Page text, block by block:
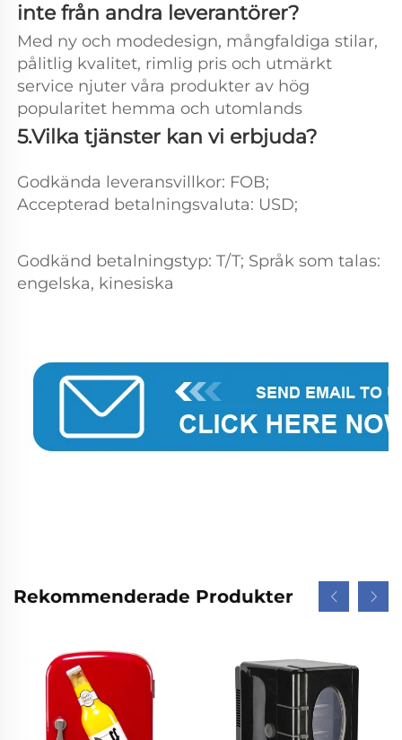
inte från andra leverantörer?
Med ny och modedesign, mångfaldiga stilar,
pålitlig kvalitet, rimlig pris och utmärkt
service njuter våra produkter av hög
popularitet hemma och utomlands
5.Vilka tjänster kan vi erbjuda?
Godkända leveransvillkor: FOB;
Accepterad betalningsvaluta: USD;
Godkänd betalningstyp: T/T; Språk som talas:
engelska, kinesiska
Rekommenderade Produkter